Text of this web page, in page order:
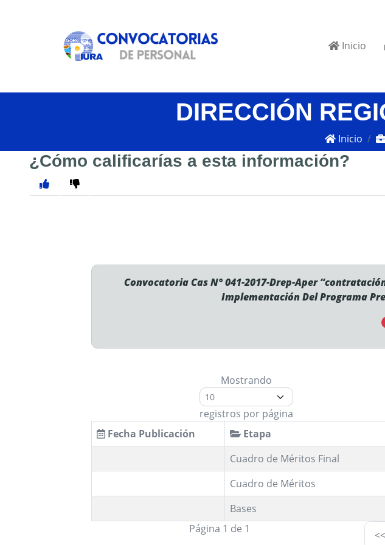
Inicio
DIRECCIÓN
Inicio
¿Cómo calificarías a esta información?
Convocatoria Cas N° 041-2017-Drep-Aper
Implementación Del Programa
Mostrando
registros por página
Fecha Publicación Etapa
Cuadro de Méritos Final
Cuadro de Méritos
Bases
Página 1 de 1
<<